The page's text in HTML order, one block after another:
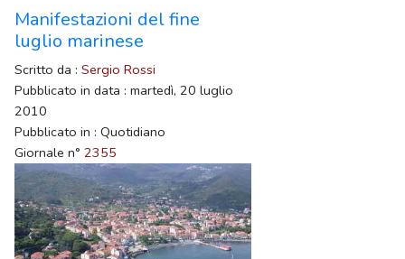
Manifestazioni del fine
luglio marinese
Scritto da : Sergio Rossi
Pubblicato in data : martedì, 20 luglio
2010
Pubblicato in : Quotidiano
Giornale n° 2355